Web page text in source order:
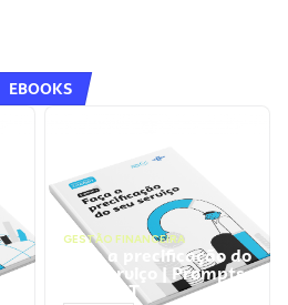
EBOOKS
GESTÃO FINANCEIRA
Faça a precificação do
seu serviço | Prompts
ChatGPT